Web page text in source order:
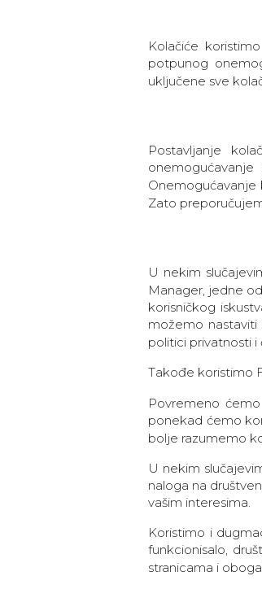
Kolačiće
potpunog
uključene sve
Postavljanje
Onemogućavanje
Zato
U nekim
Manager, jedne
korisničkog
možemo nastaviti
politici privatnosti i
Takođe koristimo
Povremeno
ponekad ćemo
bolje razumemo
U nekim
naloga na
vašim interesima.
Koristimo i
funkcionisalo,
stranicama i